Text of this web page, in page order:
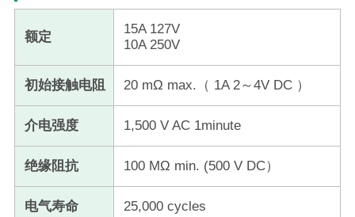
额定
15A 127V
10A 250V
初始接触电阻 20 mΩ max.（ 1A 2～4V DC ）
介电强度 1,500 V AC 1minute
绝缘阻抗 100 MΩ min. (500 V DC）
电气寿命 25,000 cycles